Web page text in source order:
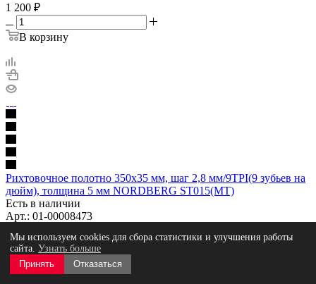
1 200 ₽
В корзину
Рихтовочное полотно 350х35 мм, шаг 2,8 мм/9TPI(9 зубьев на
дюйм), толщина 5 мм NORDBERG ST015(MT)
Есть в наличии
Арт.: 01-00008473
1 200
В корзину
Мы используем cookies для сбора статистики и улучшения работы
сайта. Узнать больше
Принять
Отказаться